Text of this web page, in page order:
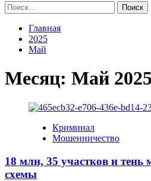
Найти:
Главная
2025
Май
Месяц: Май 2025
Криминал
Мошенничество
18 млн, 35 участков и тень
схемы